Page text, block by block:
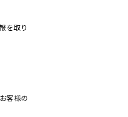
を取り
客様の